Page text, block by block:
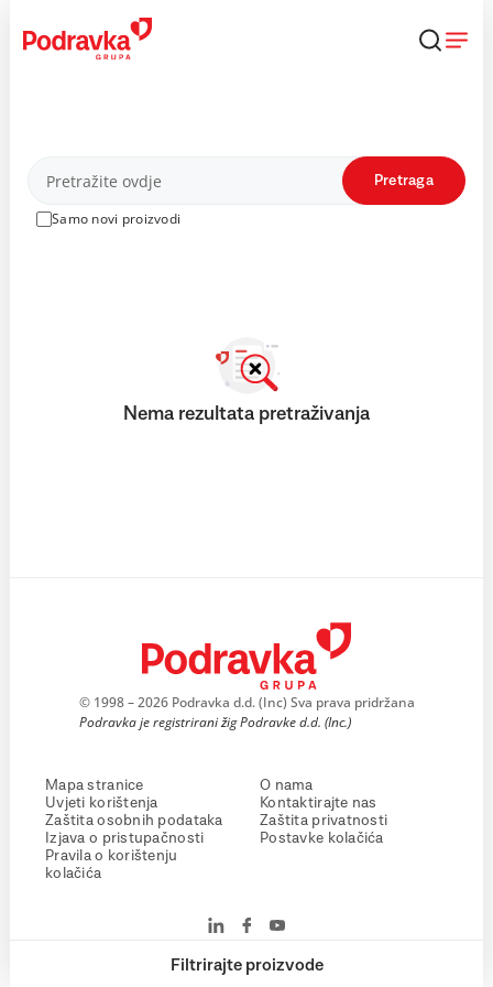
content
Proizvodi
Samo novi proizvodi
Pretraga
Filtrirajte proizvode
Nema rezultata pretraživanja
© 1998 – 2026 Podravka d.d. (Inc) Sva prava pridržana
Podravka je registrirani žig Podravke d.d. (Inc.)
Mapa stranice
Uvjeti korištenja
Zaštita osobnih podataka
Izjava o pristupačnosti
Pravila o korištenju
kolačića
O nama
Kontaktirajte nas
Zaštita privatnosti
Postavke kolačića